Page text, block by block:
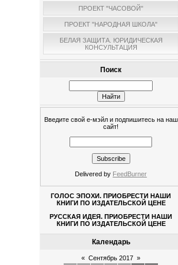
ПРОЕКТ "ЧАСОВОЙ"
ПРОЕКТ "НАРОДНАЯ ШКОЛА"
БЕЛАЯ ЗАЩИТА. ЮРИДИЧЕСКАЯ
КОНСУЛЬТАЦИЯ
Поиск
Введите свой е-мэйл и подпишитесь на наш
сайт!
Delivered by FeedBurner
ГОЛОС ЭПОХИ. ПРИОБРЕСТИ НАШИ
КНИГИ ПО ИЗДАТЕЛЬСКОЙ ЦЕНЕ
РУССКАЯ ИДЕЯ. ПРИОБРЕСТИ НАШИ
КНИГИ ПО ИЗДАТЕЛЬСКОЙ ЦЕНЕ
Календарь
« Сентябрь 2017 »